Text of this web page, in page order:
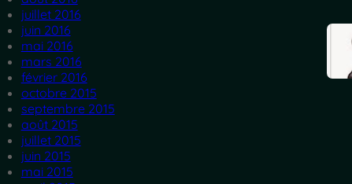
juillet 2016
juin 2016
mai 2016
mars 2016
février 2016
octobre 2015
septembre 2015
août 2015
juillet 2015
juin 2015
mai 2015